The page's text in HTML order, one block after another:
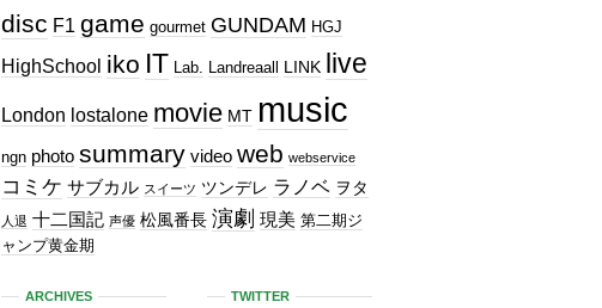
disc F1 game gourmet GUNDAM HGJ
HighSchool iko IT Lab. Landreaall LINK live
London lostalone movie MT music
ngn photo summary video web webservice
コミケ サブカル スイーツ ツンデレ ラノベ ヲタ
人退 十二国記 声優 松風番長 演劇 現美 第二期ジ
ャンプ黄金期
TWITTER
ARCHIVES